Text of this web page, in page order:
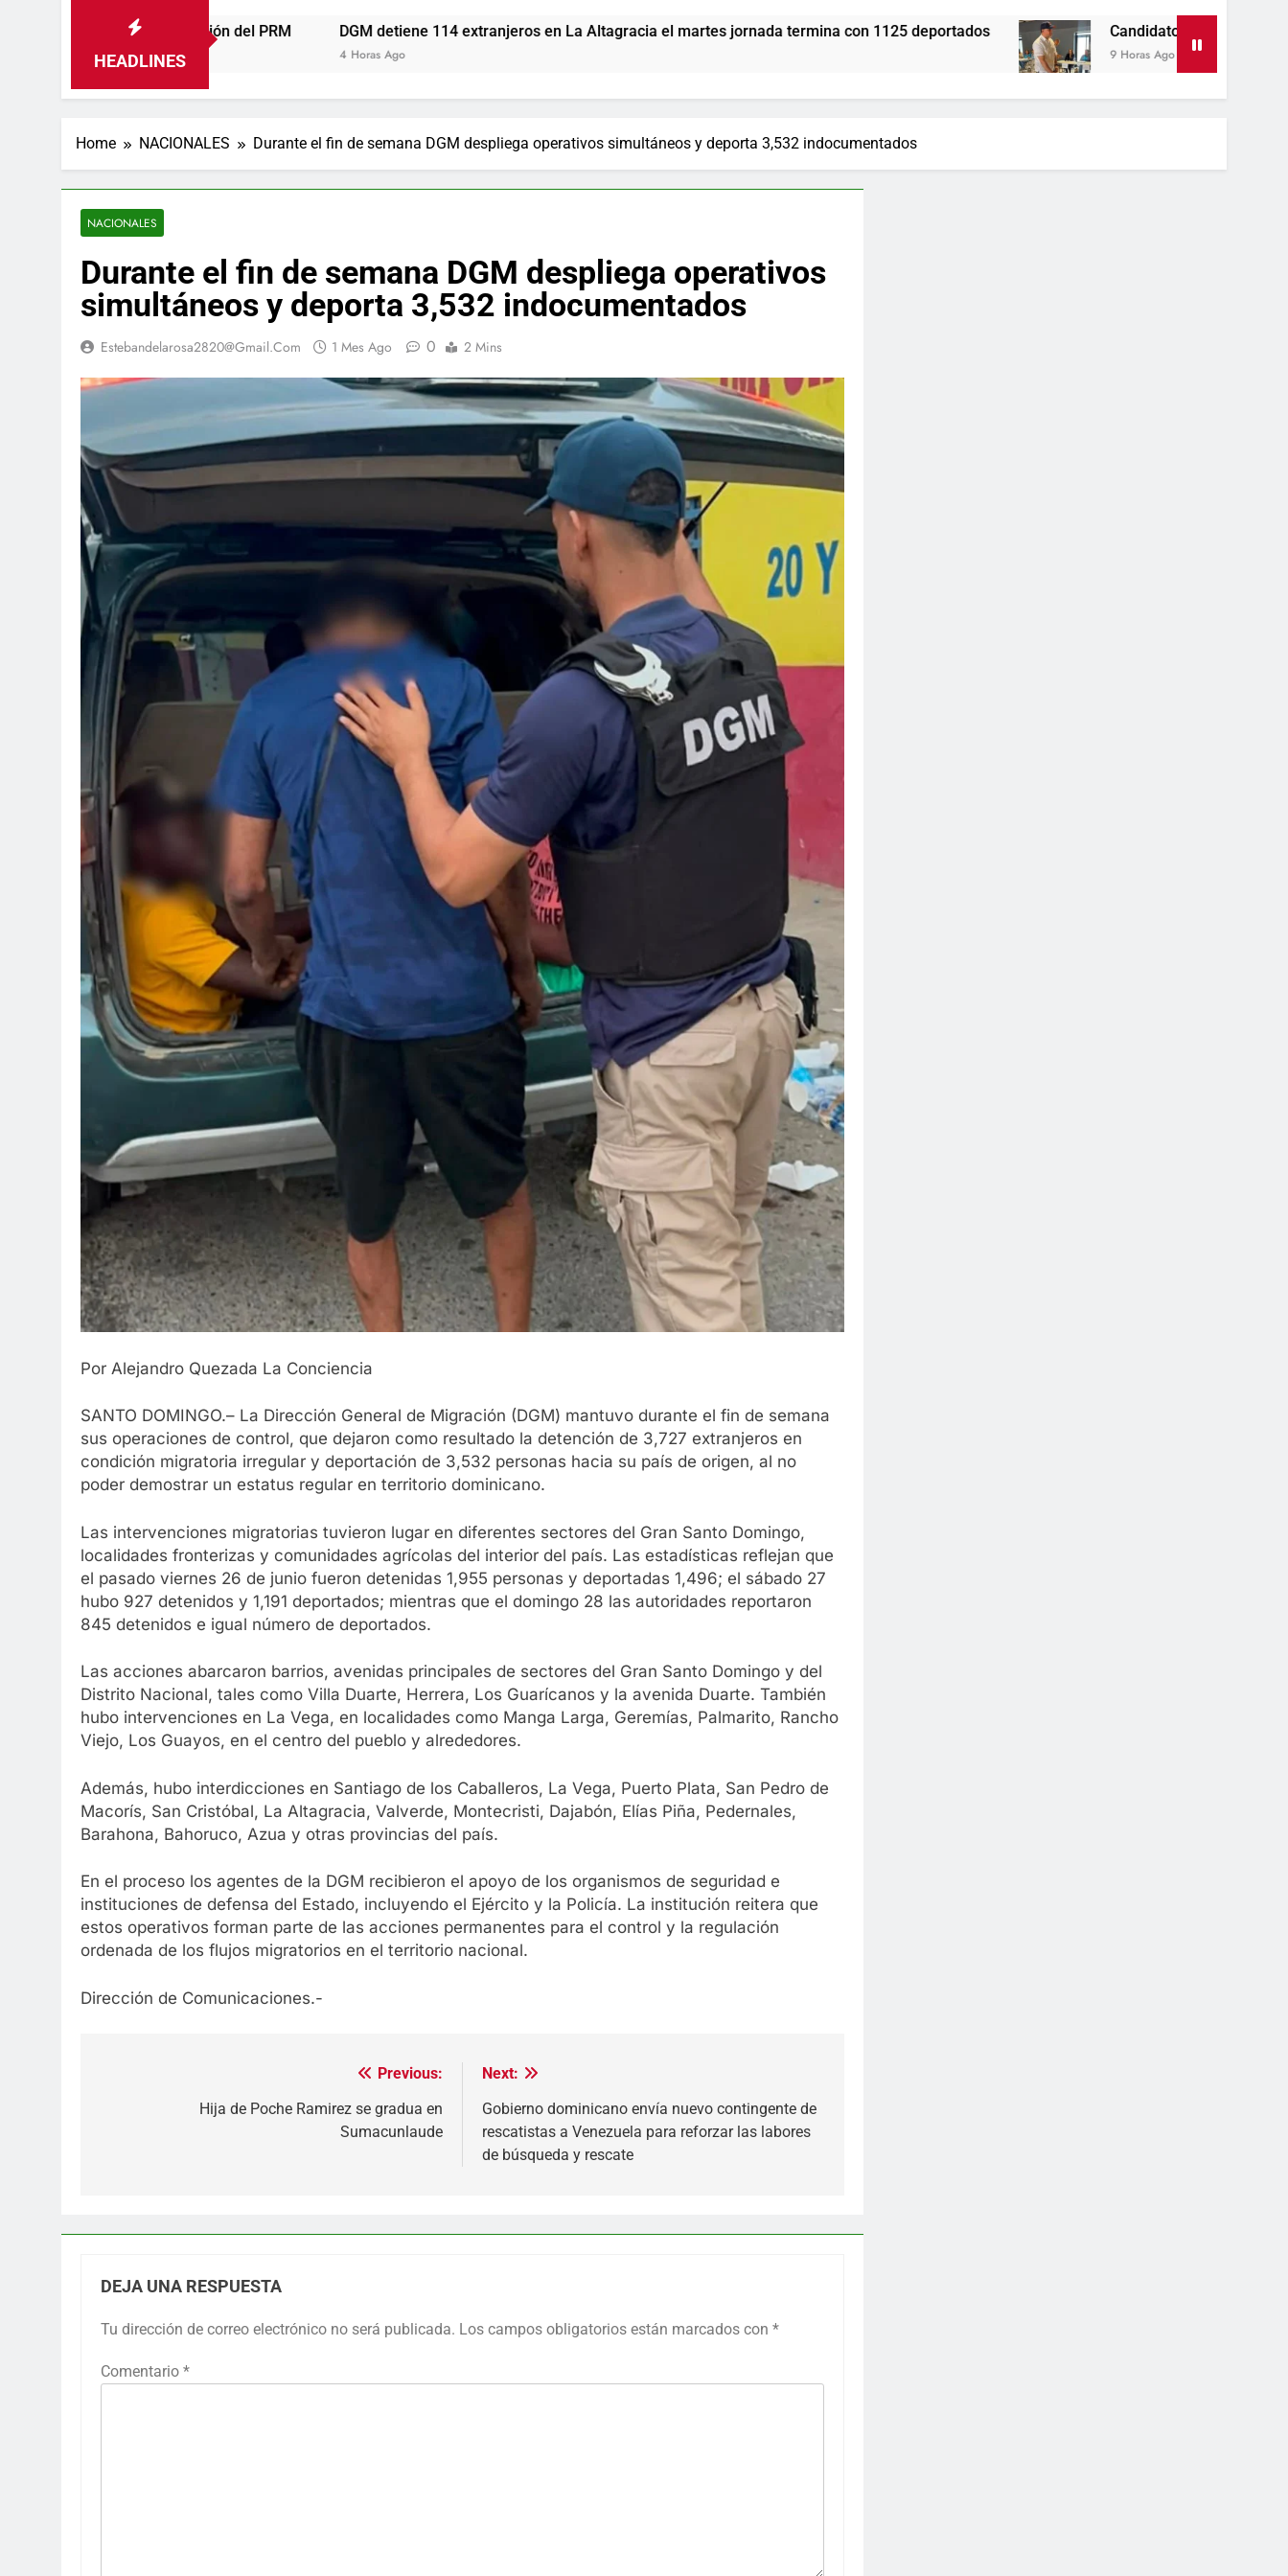
HEADLINES
del PRM DGM detiene 114 extranjeros en La Altagracia el martes jornada termina con 1125 deportados Candidato George Richardson ejerce su voto
9 Horas Ago
Home NACIONALES Durante el fin de semana DGM despliega operativos simultáneos y deporta 3,532 indocumentados
NACIONALES
Durante el fin de semana DGM despliega operativos
simultáneos y deporta 3,532 indocumentados
Estebandelarosa2820@gmail.com 1 Mes Ago 0 2 Mins
Por Alejandro Quezada La Conciencia
SANTO DOMINGO.– La Dirección General de Migración (DGM) mantuvo durante el fin de semana
sus operaciones de control, que dejaron como resultado la detención de 3,727 extranjeros en
condición migratoria irregular y deportación de 3,532 personas hacia su país de origen, al no
poder demostrar un estatus regular en territorio dominicano.
Las intervenciones migratorias tuvieron lugar en diferentes sectores del Gran Santo Domingo,
localidades fronterizas y comunidades agrícolas del interior del país. Las estadísticas reflejan que
el pasado viernes 26 de junio fueron detenidas 1,955 personas y deportadas 1,496; el sábado 27
hubo 927 detenidos y 1,191 deportados; mientras que el domingo 28 las autoridades reportaron
845 detenidos e igual número de deportados.
Las acciones abarcaron barrios, avenidas principales de sectores del Gran Santo Domingo y del
Distrito Nacional, tales como Villa Duarte, Herrera, Los Guarícanos y la avenida Duarte. También
hubo intervenciones en La Vega, en localidades como Manga Larga, Geremías, Palmarito, Rancho
Viejo, Los Guayos, en el centro del pueblo y alrededores.
Además, hubo interdicciones en Santiago de los Caballeros, La Vega, Puerto Plata, San Pedro de
Macorís, San Cristóbal, La Altagracia, Valverde, Montecristi, Dajabón, Elías Piña, Pedernales,
Barahona, Bahoruco, Azua y otras provincias del país.
En el proceso los agentes de la DGM recibieron el apoyo de los organismos de seguridad e
instituciones de defensa del Estado, incluyendo el Ejército y la Policía. La institución reitera que
estos operativos forman parte de las acciones permanentes para el control y la regulación
ordenada de los flujos migratorios en el territorio nacional.
Dirección de Comunicaciones.-
Previous:
Hija de Poche Ramirez se gradua en
Sumacunlaude
Next:
Gobierno dominicano envía nuevo contingente de
rescatistas a Venezuela para reforzar las labores
de búsqueda y rescate
DEJA UNA RESPUESTA
Tu dirección de correo electrónico no será publicada. Los campos obligatorios están marcados con *
Comentario *